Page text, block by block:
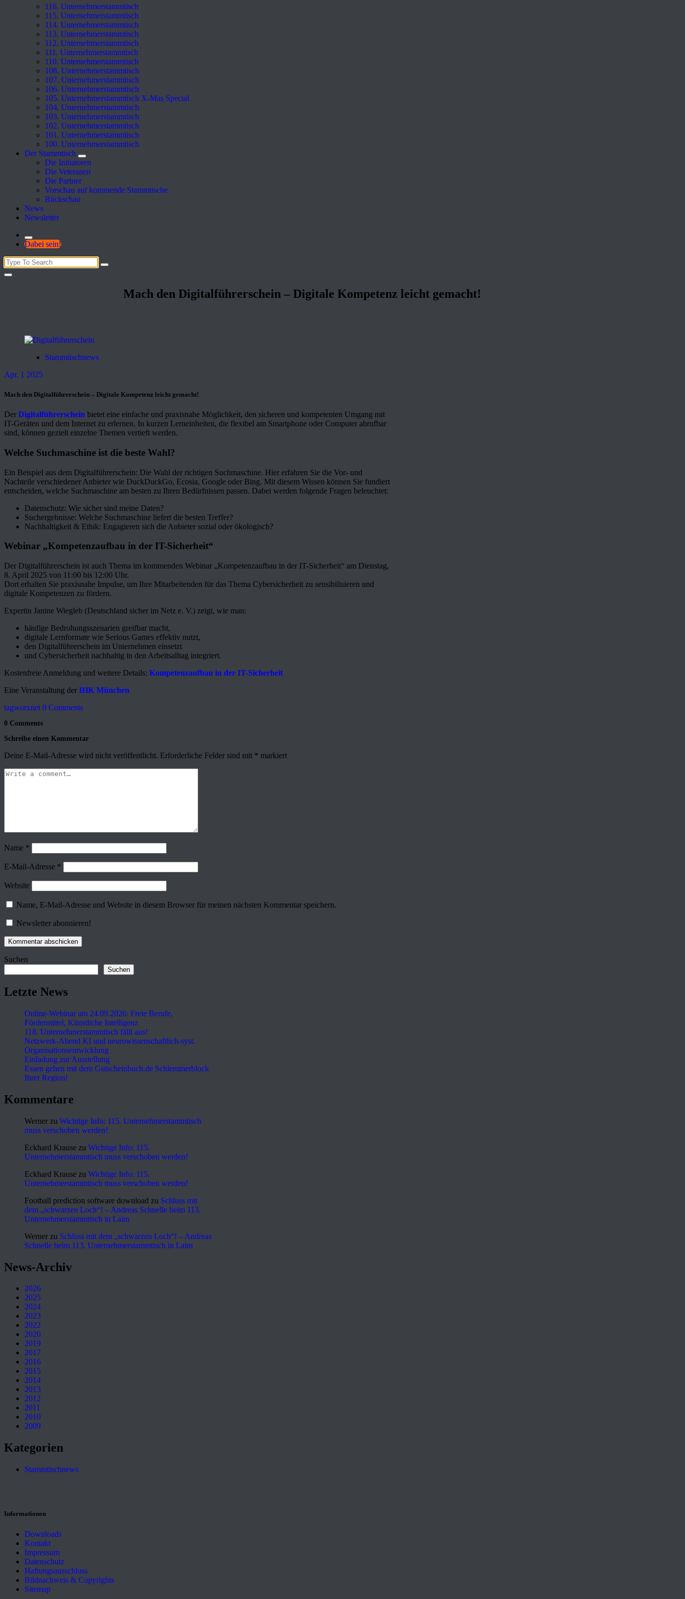
116. Unternehmerstammtisch
115. Unternehmerstammtisch
114. Unternehmerstammtisch
113. Unternehmerstammtisch
112. Unternehmerstammtisch
111. Unternehmerstammtisch
110. Unternehmerstammtisch
108. Unternehmerstammtisch
107. Unternehmerstammtisch
106. Unternehmerstammtisch
105. Unternehmerstammtisch X-Mas Special
104. Unternehmerstammtisch
103. Unternehmerstammtisch
102. Unternehmerstammtisch
101. Unternehmerstammtisch
100. Unternehmerstammtisch
Der Stammtisch
Die Initiatoren
Die Veteranen
Die Partner
Vorschau auf kommende Stammtische
Rückschau
News
Newsletter
Dabei sein!
Search
for:
Mach den Digitalführerschein – Digitale Kompetenz leicht gemacht!
Stammtischnews
Apr. 1 2025
Mach den Digitalführerschein – Digitale Kompetenz leicht gemacht!
Der Digitalführerschein bietet eine einfache und praxisnahe Möglichkeit, den sicheren und kompetenten Umgang mit
IT-Geräten und dem Internet zu erlernen. In kurzen Lerneinheiten, die flexibel am Smartphone oder Computer abrufbar
sind, können gezielt einzelne Themen vertieft werden.
Welche Suchmaschine ist die beste Wahl?
Ein Beispiel aus dem Digitalführerschein: Die Wahl der richtigen Suchmaschine. Hier erfahren Sie die Vor- und
Nachteile verschiedener Anbieter wie DuckDuckGo, Ecosia, Google oder Bing. Mit diesem Wissen können Sie fundiert
entscheiden, welche Suchmaschine am besten zu Ihren Bedürfnissen passen. Dabei werden folgende Fragen beleuchtet:
Datenschutz: Wie sicher sind meine Daten?
Suchergebnisse: Welche Suchmaschine liefert die besten Treffer?
Nachhaltigkeit & Ethik: Engagieren sich die Anbieter sozial oder ökologisch?
Webinar „Kompetenzaufbau in der IT-Sicherheit“
Der Digitalführerschein ist auch Thema im kommenden Webinar „Kompetenzaufbau in der IT-Sicherheit“ am Dienstag,
8. April 2025 von 11:00 bis 12:00 Uhr.
Dort erhalten Sie praxisnahe Impulse, um Ihre Mitarbeitenden für das Thema Cybersicherheit zu sensibilisieren und
digitale Kompetenzen zu fördern.
Expertin Janine Wiegleb (Deutschland sicher im Netz e. V.) zeigt, wie man:
häufige Bedrohungsszenarien greifbar macht,
digitale Lernformate wie Serious Games effektiv nutzt,
den Digitalführerschein im Unternehmen einsetzt
und Cybersicherheit nachhaltig in den Arbeitsalltag integriert.
Kostenfreie Anmeldung und weitere Details: Kompetenzaufbau in der IT-Sicherheit
Eine Veranstaltung der IHK München
tagworxnet 0 Comments
0 Comments
Schreibe einen Kommentar
Deine E-Mail-Adresse wird nicht veröffentlicht. Erforderliche Felder sind mit * markiert
Name *
E-Mail-Adresse *
Website
Name, E-Mail-Adresse und Website in diesem Browser für meinen nächsten Kommentar speichern.
Newsletter abonnieren!
Suchen
Suchen
Letzte News
Online-Webinar am 24.09.2026: Freie Berufe,
Fördermittel, Künstliche Intelligenz
118. Unternehmerstammtisch fällt aus!
Netzwerk-Abend KI und neurowissenschaftlich-syst.
Organisationsentwicklung
Einladung zur Ausstellung
Essen gehen mit dem Gutscheinbuch.de Schlemmerblock
Ihrer Region!
Kommentare
Werner zu Wichtige Info: 115. Unternehmerstammtisch
muss verschoben werden!
Eckhard Krause zu Wichtige Info: 115.
Unternehmerstammtisch muss verschoben werden!
Eckhard Krause zu Wichtige Info: 115.
Unternehmerstammtisch muss verschoben werden!
Football prediction software download zu Schluss mit
dem „schwarzen Loch“! – Andreas Schnelle beim 113.
Unternehmerstammtisch in Laim
Werner zu Schluss mit dem „schwarzen Loch“! – Andreas
Schnelle beim 113. Unternehmerstammtisch in Laim
News-Archiv
2026
2025
2024
2023
2022
2020
2019
2017
2016
2015
2014
2013
2012
2011
2010
2009
Kategorien
Stammtischnews
Informationen
Downloads
Kontakt
Impressum
Datenschutz
Haftungsausschluss
Bildnachweis & Copyrights
Sitemap